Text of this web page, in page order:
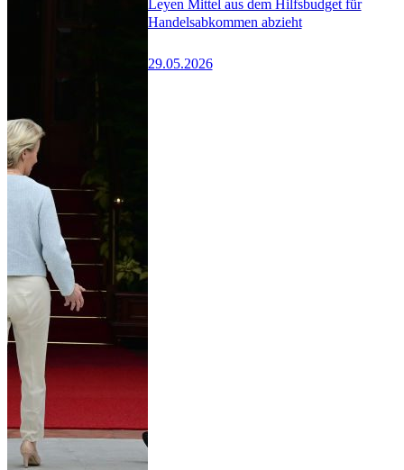
Leyen Mittel aus dem Hilfsbudget für
Handelsabkommen abzieht
29.05.2026